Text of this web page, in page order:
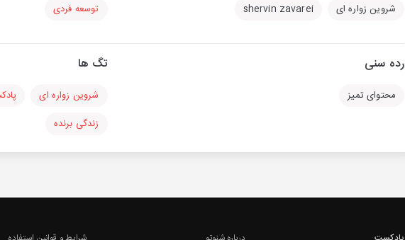
شروین زواره ای shervin zavarei توسعه فردی
رده سنی
محتوای تمیز
تگ ها
شروین زواره ای
زندگی برنده